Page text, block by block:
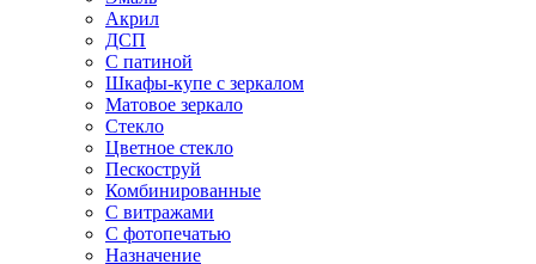
Акрил
ДСП
С патиной
Шкафы-купе с зеркалом
Матовое зеркало
Стекло
Цветное стекло
Пескоструй
Комбинированные
С витражами
С фотопечатью
Назначение